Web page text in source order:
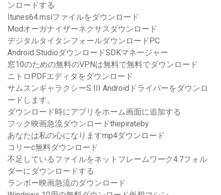
ンロードする
Itunes64.msiファイルをダウンロード
Modオーガナイザーネクサスダウンロード
デジタルタイタンフォールダウンロードPC
Android StudioダウンロードSDKマネージャー
窓10のための無料のVPNは無料で無料でダウンロード
ニトロPDFエディタをダウンロード
サムスンギャラクシーS III Androidドライバーをダウンロ
ードします。
ダウンロード時にアプリをホーム画面に追加する
フック映画急流ダウンロードthepirateby
あなたは私の心になりますmp4ダウンロード
コリーc無料ダウンロード
不足しているファイルをネットフレームワーク4.7フォル
ダーにダウンロードする
ランボー映画急流のダウンロード